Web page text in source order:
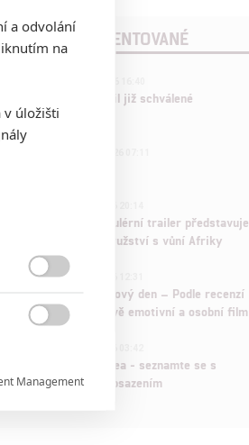
KOMENTOVANÉ
Marvel nečekaně zrušil již schválené
433
Děti krve a kostí: Regulérní trailer představuje
akční fantasy dobrodružství s vůní Afriky
ČLÁNEK | 30.07.2026 12:31
Spider-Man: Zbrusu nový den – Podle recenzí
máme čekat překvapivě emotivní a osobní film
Velké preview: Odyssea - seznamte se s
nabitým obsazením
a odvolání
na
v úložišti

Management